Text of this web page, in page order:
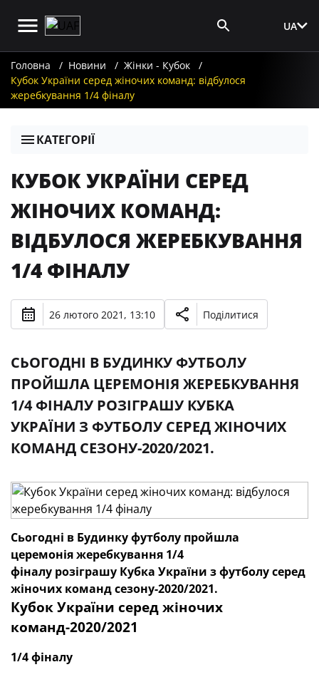
UA
Головна Новини
Жінки - Кубок
Кубок України серед жіночих команд: відбулося
жеребкування 1/4 фіналу
КАТЕГОРІЇ
КУБОК УКРАЇНИ СЕРЕД
ЖІНОЧИХ КОМАНД:
ВІДБУЛОСЯ ЖЕРЕБКУВАННЯ
1/4 ФІНАЛУ
26 лютого 2021, 13:10 Поділитися
СЬОГОДНІ В БУДИНКУ ФУТБОЛУ
ПРОЙШЛА ЦЕРЕМОНІЯ ЖЕРЕБКУВАННЯ
1/4 ФІНАЛУ РОЗІГРАШУ КУБКА
УКРАЇНИ З ФУТБОЛУ СЕРЕД ЖІНОЧИХ
КОМАНД СЕЗОНУ-2020/2021.
Сьогодні в Будинку футболу пройшла
церемонія жеребкування 1/4
фіналу розіграшу Кубка України з футболу серед
жіночих команд сезону-2020/2021.
Кубок України серед жіночих
команд-2020/2021
1/4 фіналу